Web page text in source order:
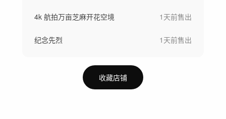
4k 航拍万亩芝麻开花空境 1天前售出
纪念先烈 1天前售出
收藏店铺